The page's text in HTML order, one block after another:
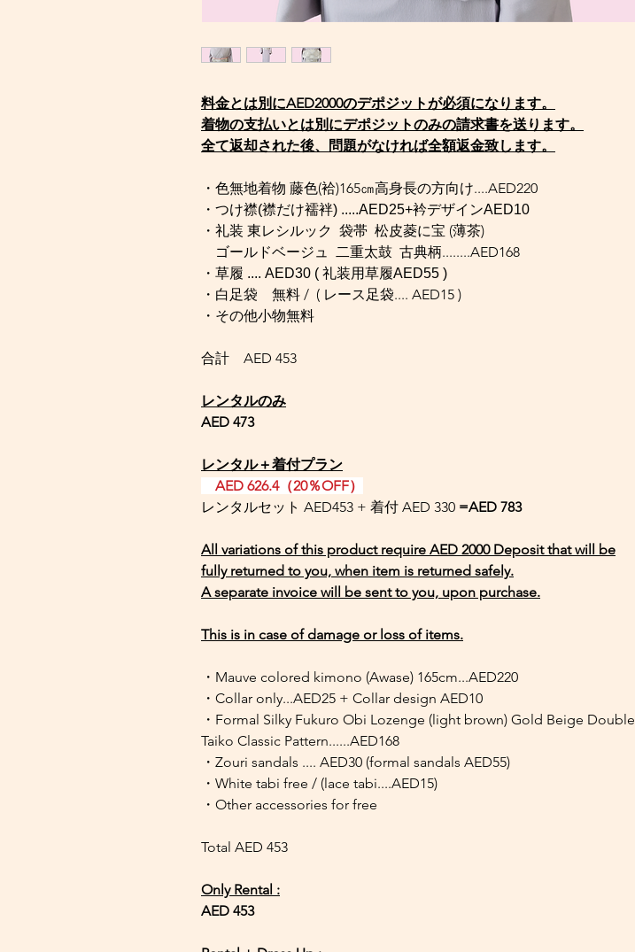
料金とは別にAED2000のデポジットが必須になります。
着物の支払いとは別にデポジットのみの請求書を送ります。
全て返却された後、問題がなければ全額返金致します。
・色無地着物 藤色(袷)165㎝高身長の方向け....AED220
・つけ襟(襟だけ襦袢) .....AED25+衿デザインAED10
・礼装 東レシルック 袋帯 松皮菱に宝 (薄茶)
ゴールドベージュ 二重太鼓 古典柄........AED168
・ 草履 .... AED30 ( 礼装用草履AED55 )
・白足袋 無料 / ( レース足袋.... AED15 )
・その他小物無料
合計 AED 453
レンタルのみ
AED 473
レンタル＋着付プラン
AED 626.4（20％OFF）
レンタルセット AED453 + 着付 AED 330 =AED 783
All variations of this product require AED 2000 Deposit that will be
fully returned to you, when item is returned safely.
A separate invoice will be sent to you, upon purchase.
This is in case of damage or loss of items.
・Mauve colored kimono (Awase) 165cm...AED220
・Collar only...AED25 + Collar design AED10
・Formal Silky Fukuro Obi Lozenge (light brown) Gold Beige Double
Taiko Classic Pattern......AED168
・Zouri sandals .... AED30 (formal sandals AED55)
・White tabi free / (lace tabi....AED15)
・Other accessories for free
Total AED 453
Only Rental :
AED 453